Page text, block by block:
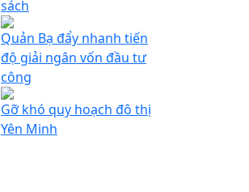
sách
Quản Bạ đẩy nhanh tiến
độ giải ngân vốn đầu tư
công
Gỡ khó quy hoạch đô thị
Yên Minh